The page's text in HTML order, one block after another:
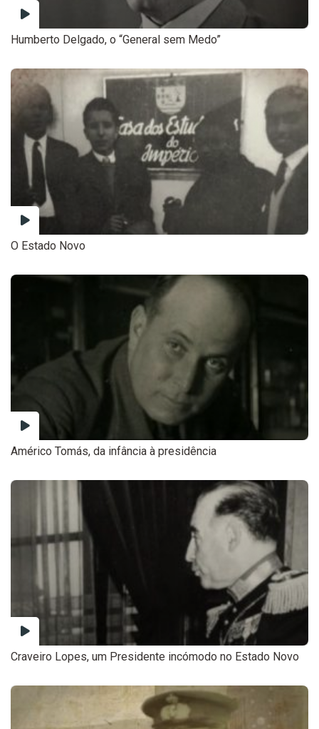
Humberto Delgado, o “General sem Medo”
O Estado Novo
Américo Tomás, da infância à presidência
Craveiro Lopes, um Presidente incómodo no Estado Novo